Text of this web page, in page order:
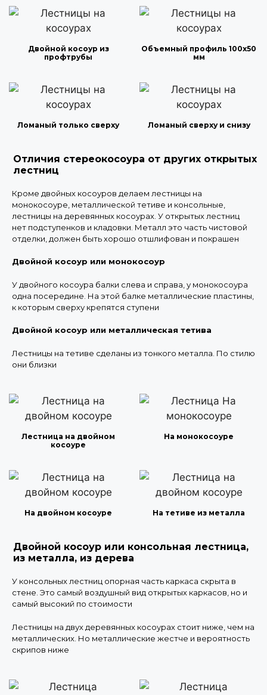
Двойной косоур из
профтрубы
Объемный профиль 100х50
мм
Ломаный только сверху Ломаный сверху и снизу
Отличия стереокосоура от других открытых
лестниц
Кроме двойных косоуров делаем лестницы на
монокосоуре, металлической тетиве и консольные,
лестницы на деревянных косоурах. У открытых лестниц
нет подступенков и кладовки. Металл это часть чистовой
отделки, должен быть хорошо отшлифован и покрашен
Двойной косоур или монокосоур
У двойного косоура балки слева и справа, у монокосоура
одна посередине. На этой балке металлические пластины,
к которым сверху крепятся ступени
Двойной косоур или металлическая тетива
Лестницы на тетиве сделаны из тонкого металла. По стилю
они близки
Лестница на двойном
косоуре
На монокосоуре
На двойном косоуре На тетиве из металла
Двойной косоур или консольная лестница,
из металла, из дерева
У консольных лестниц опорная часть каркаса скрыта в
стене. Это самый воздушный вид открытых каркасов, но и
самый высокий по стоимости
Лестницы на двух деревянных косоурах стоит ниже, чем на
металлических. Но металлические жестче и вероятность
скрипов ниже